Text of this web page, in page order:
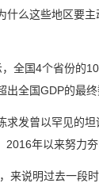
么这些地区要主
全国4个省份的
全国GDP的最终
发曾以罕见的坦
年以来努力夯
说明过去一段时